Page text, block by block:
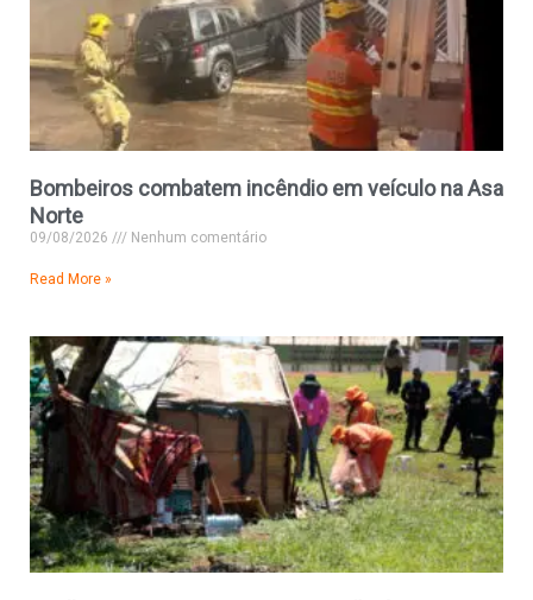
Bombeiros combatem incêndio em veículo na Asa
Norte
09/08/2026 Nenhum comentário
Read More »